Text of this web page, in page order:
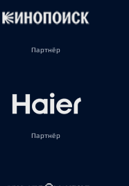
Партнёр
Партнёр